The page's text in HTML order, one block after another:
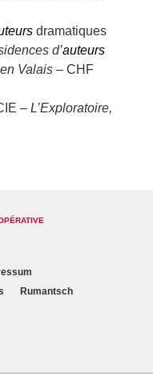
dramatiques
d’auteurs
Valais – CHF
– L’Exploratoire,
Rumantsch